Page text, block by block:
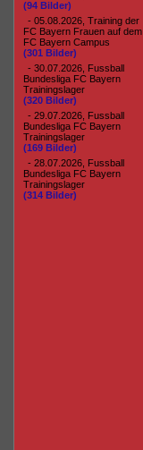
(94 Bilder)
- 05.08.2026, Training der
FC Bayern Frauen auf dem
FC Bayern Campus
(301 Bilder)
- 30.07.2026, Fussball
Bundesliga FC Bayern
Trainingslager
(320 Bilder)
- 29.07.2026, Fussball
Bundesliga FC Bayern
Trainingslager
(169 Bilder)
- 28.07.2026, Fussball
Bundesliga FC Bayern
Trainingslager
(314 Bilder)